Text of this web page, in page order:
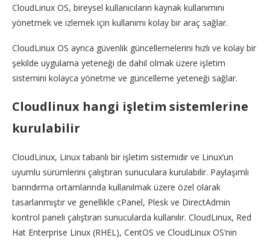
CloudLinux OS, bireysel kullanıcıların kaynak kullanımını
yönetmek ve izlemek için kullanımı kolay bir araç sağlar.
CloudLinux OS ayrıca güvenlik güncellemelerini hızlı ve kolay bir
şekilde uygulama yeteneği de dahil olmak üzere işletim
sistemini kolayca yönetme ve güncelleme yeteneği sağlar.
Cloudlinux hangi işletim sistemlerine
kurulabilir
CloudLinux, Linux tabanlı bir işletim sistemidir ve Linux’un
uyumlu sürümlerini çalıştıran sunuculara kurulabilir. Paylaşımlı
barındırma ortamlarında kullanılmak üzere özel olarak
tasarlanmıştır ve genellikle cPanel, Plesk ve DirectAdmin
kontrol paneli çalıştıran sunucularda kullanılır. CloudLinux, Red
Hat Enterprise Linux (RHEL), CentOS ve CloudLinux OS’nin